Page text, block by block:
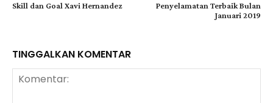
Skill dan Goal Xavi Hernandez
Penyelamatan Terbaik Bulan
Januari 2019
TINGGALKAN KOMENTAR